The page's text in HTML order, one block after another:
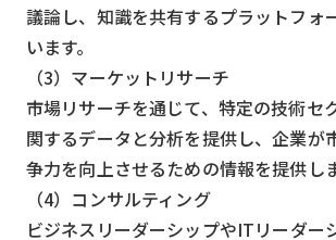
議論し、知識を共有するプラットフォ
います。
（3）マーケットリサーチ
市場リサーチを通じて、特定の技術セ
関するデータと分析を提供し、企業が
争力を向上させるための情報を提供しま
（4）コンサルティング
ビジネスリーダーシップやITリーダー